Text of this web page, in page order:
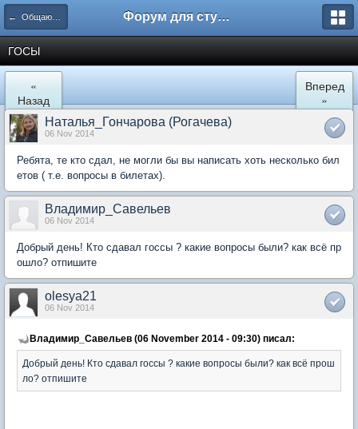
← Общаются экономисты Форум для студента СГА
ГОСЫ
«
Назад
Вперед
»
Наталья_Гончарова (Рогачева)
06 Nov 2014
Ребята, те кто сдал, не могли бы вы написать хоть несколько бил
етов ( т.е. вопросы в билетах).
Владимир_Савельев
06 Nov 2014
Добрый день! Кто сдавал госсы ? какие вопросы были? как всё пр
ошло? отпишите
olesya21
06 Nov 2014
Владимир_Савельев (06 November 2014 - 09:30) писал:
Добрый день! Кто сдавал госсы ? какие вопросы были? как всё прош
ло? отпишите